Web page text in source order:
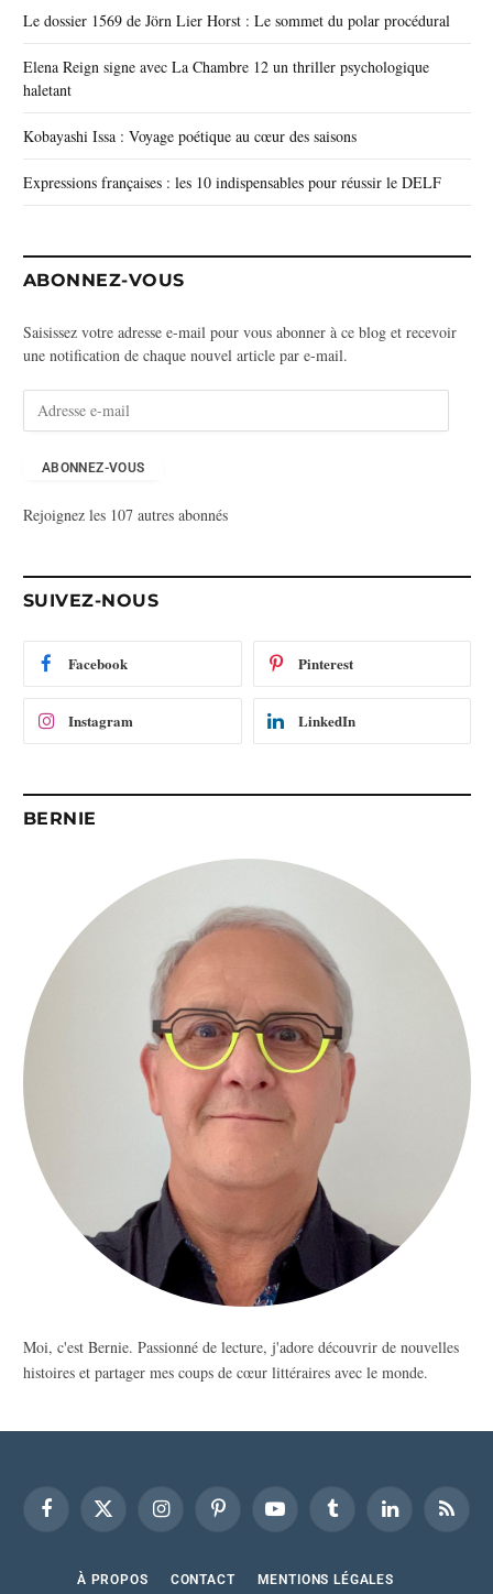
Le dossier 1569 de Jörn Lier Horst : Le sommet du polar procédural
Elena Reign signe avec La Chambre 12 un thriller psychologique
haletant
Kobayashi Issa : Voyage poétique au cœur des saisons
Expressions françaises : les 10 indispensables pour réussir le DELF
ABONNEZ-VOUS
Saisissez votre adresse e-mail pour vous abonner à ce blog et recevoir
une notification de chaque nouvel article par e-mail.
s
-
m
ABONNEZ-VOUS
Rejoignez les 107 autres abonnés
SUIVEZ-NOUS
Facebook Pinterest
Instagram LinkedIn
BERNIE
Moi, c'est Bernie. Passionné de lecture, j'adore découvrir de nouvelles
histoires et partager mes coups de cœur littéraires avec le monde.
FacebookX
(Twitter)
InstagramPinterest YouTube Tumblr LinkedInRSS
À PROPOS CONTACT MENTIONS LÉGALES